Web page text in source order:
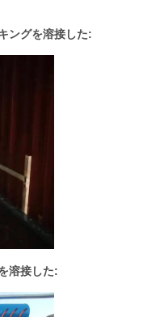
ングを溶接した:
溶接した: